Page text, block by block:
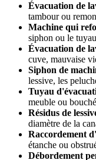
Évacuation de
tambour ou
Machine qui
siphon ou le
Évacuation de
cuve, mauvaise
Siphon de
lessive, les
Tuyau
meuble ou
Résidus de
diamètre de la
Raccordement
étanche ou
Débordement